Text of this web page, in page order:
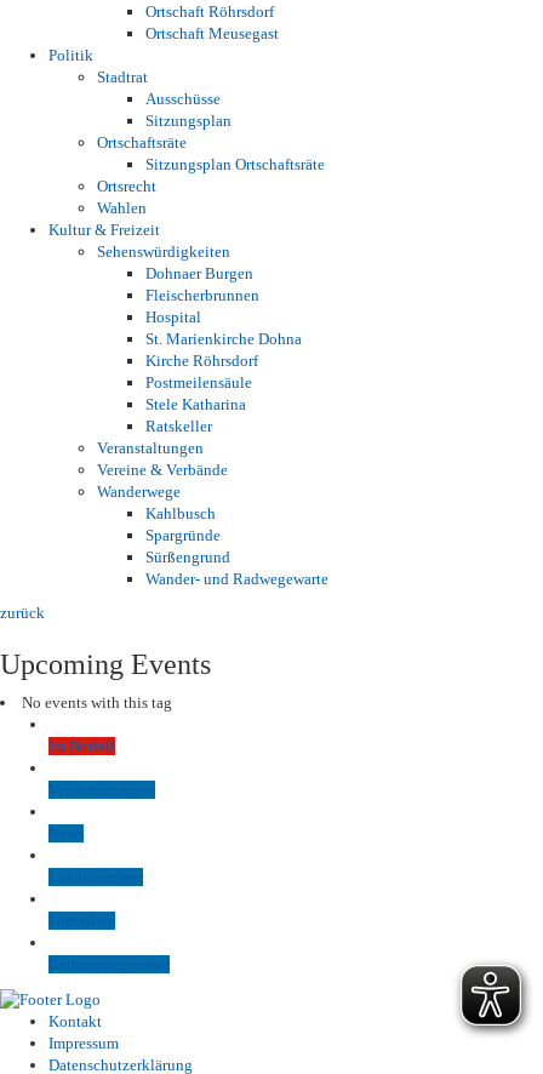
Ortschaft Röhrsdorf
Ortschaft Meusegast
Politik
Stadtrat
Ausschüsse
Sitzungsplan
Ortschaftsräte
Sitzungsplan Ortschaftsräte
Ortsrecht
Wahlen
Kultur & Freizeit
Sehenswürdigkeiten
Dohnaer Burgen
Fleischerbrunnen
Hospital
St. Marienkirche Dohna
Kirche Röhrsdorf
Postmeilensäule
Stele Katharina
Ratskeller
Veranstaltungen
Vereine & Verbände
Wanderwege
Kahlbusch
Spargründe
Sürßengrund
Wander- und Radwegewarte
zurück
Upcoming Events
No events with this tag
Im Notfall
Kontakt
Impressum
Datenschutzerklärung